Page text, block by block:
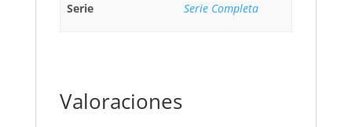
Serie Serie Completa
Valoraciones